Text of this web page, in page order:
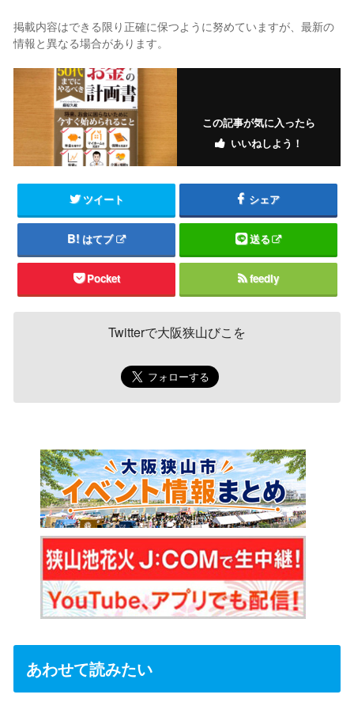
掲載内容はできる限り正確に保つように努めていますが、最新の
情報と異なる場合があります。
この記事が気に入ったら
いいねしよう！
ツイート シェア
はてブ 送る
Pocket feedly
Twitterで大阪狭山びこを
あわせて読みたい